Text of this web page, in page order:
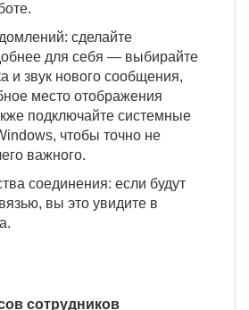
сделайте
для себя — выбирайте
и звук нового сообщения,
место отображения
подключайте системные
чтобы точно не
важного.
соединения: если будут
вы это увидите в
сотрудников